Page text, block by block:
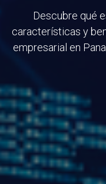
Descubre qué
características y
empresarial en